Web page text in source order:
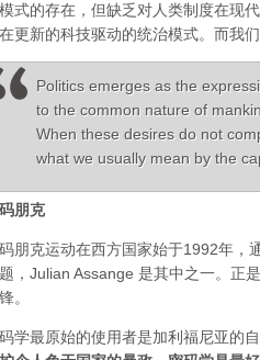
式的存在，但缺乏对人类制度在现
更新的科技驱动的统治模式。而我
Politics emerges as the
to the common nature of
When these desires do not
what we usually mean by the
朋克
朋克运动在西方国家始于1992年，
，Julian Assange 是其中之一。正
。
学最原始的使用者是加利福尼亚的